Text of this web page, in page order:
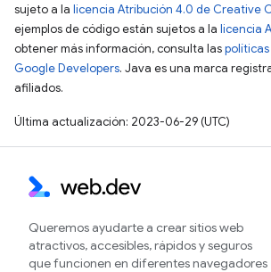
sujeto a la licencia Atribución 4.0 de Creative
ejemplos de código están sujetos a la licencia
obtener más información, consulta las
Google Developers. Java es una marca
afiliados.
Última actualización: 2023-06-29 (UTC)
Queremos ayudarte a crear sitios web
atractivos, accesibles, rápidos y seguros
que funcionen en diferentes navegadores